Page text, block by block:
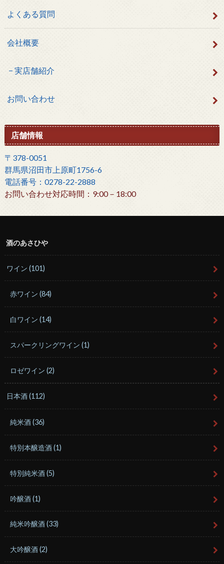
よくある質問
会社概要
実店舗紹介
お問い合わせ
店舗情報
〒378-0051
群馬県沼田市上原町1756-6
電話番号：0278-22-2888
お問い合わせ対応時間：9:00－18:00
酒のあさひや
ワイン(101)
赤ワイン(84)
白ワイン(14)
スパークリングワイン(1)
ロゼワイン(2)
日本酒(112)
純米酒(36)
特別本醸造酒(1)
特別純米酒(5)
吟醸酒(1)
純米吟醸酒(33)
大吟醸酒(2)